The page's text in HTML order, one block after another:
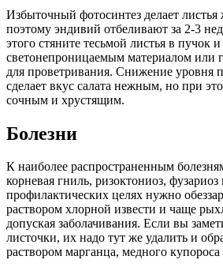
Избыточный фотосинтез делает
поэтому эндивий отбеливают за 2-3
этого стяните тесьмой листья в пучок
светонепроницаемым материалом или
для проветривания. Снижение уровня
сделает вкус салата нежным, но при
сочным и хрустящим.
Болезни
К наиболее распространенным
корневая гниль, ризоктониоз,
профилактических целях нужно
раствором хлорной извести и чаще
допуская заболачивания. Если вы
листочки, их надо тут же удалить и
раствором марганца, медного